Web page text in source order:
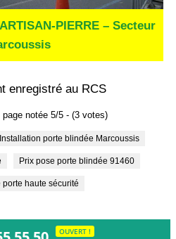
PIERRE – Secteur
enregistré au RCS
page notée 5/5 - (3 votes)
Installation porte blindée Marcoussis
Prix pose porte blindée 91460
porte haute sécurité
OUVERT !